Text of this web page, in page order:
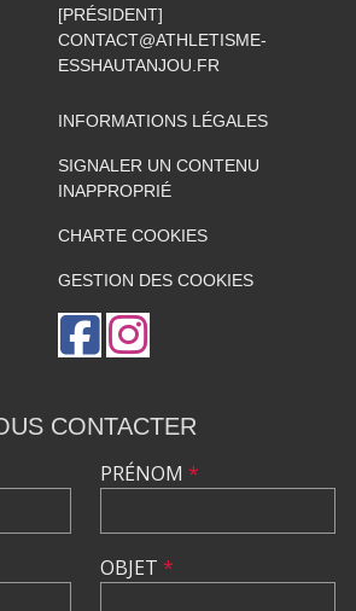
[PRÉSIDENT]
CONTACT@ATHLETISME-
ESSHAUTANJOU.FR
INFORMATIONS LÉGALES
SIGNALER UN CONTENU
INAPPROPRIÉ
CHARTE COOKIES
GESTION DES COOKIES
CONTACTER
PRÉNOM *
OBJET *